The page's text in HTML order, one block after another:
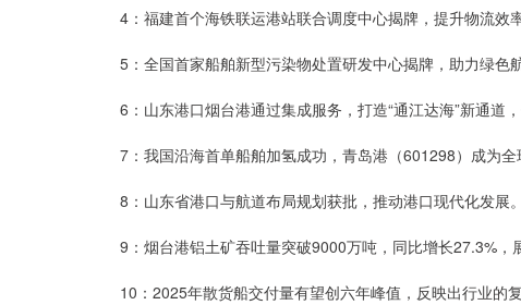
4：福建首个海铁联运港站联合调度中心揭牌，提升物流效率
5：全国首家船舶新型污染物处置研发中心揭牌，助力绿色航
6：山东港口烟台港通过集成服务，打造“通江达海”新通道，
7：我国沿海首单船舶加氢成功，青岛港（601298）成为全
8：山东省港口与航道布局规划获批，推动港口现代化发展。
9：烟台港铝土矿吞吐量突破9000万吨，同比增长27.3%，
10：2025年散货船交付量有望创六年峰值，反映出行业的复